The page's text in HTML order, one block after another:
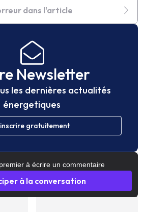
dans l'article
Newsletter
les dernières actualités
énergetiques
gratuitement
à écrire un commentaire
à la conversation